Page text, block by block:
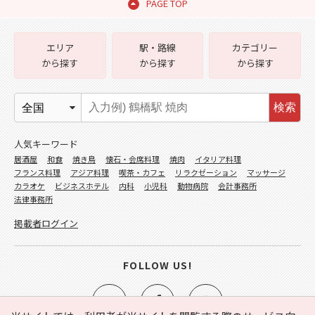
PAGE TOP
エリア
から探す
駅・路線
から探す
カテゴリー
から探す
検索
人気キーワード
居酒屋 和食 焼き鳥 懐石・会席料理 焼肉
イタリア料理
フランス料理
アジア料理 喫茶・カフェ リラクゼーション
マッサージ
カラオケ
ビジネスホテル 内科 小児科 動物病院
会計事務所
法律事務所
掲載者ログイン
FOLLOW US!